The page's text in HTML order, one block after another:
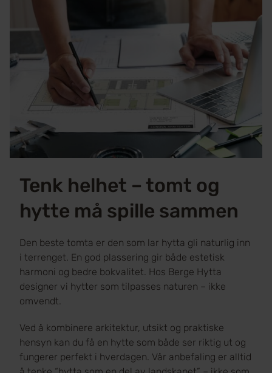
Tenk helhet – tomt og
hytte må spille sammen
Den beste tomta er den som lar hytta gli naturlig inn
i terrenget. En god plassering gir både estetisk
harmoni og bedre bokvalitet. Hos Berge Hytta
designer vi hytter som tilpasses naturen – ikke
omvendt.
Ved å kombinere arkitektur, utsikt og praktiske
hensyn kan du få en hytte som både ser riktig ut og
fungerer perfekt i hverdagen. Vår anbefaling er alltid